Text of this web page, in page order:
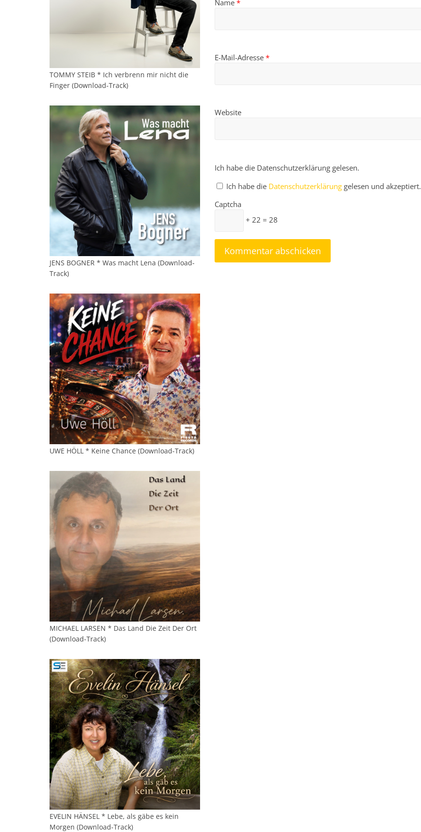
Name *
E-Mail-Adresse *
Website
Ich habe die Datenschutzerklärung gelesen.
Ich habe die Datenschutzerklärung gelesen und akzeptiert.
Captcha
+ 22 = 28
TOMMY STEIB * Ich verbrenn mir nicht die
Finger (Download-Track)
JENS BOGNER * Was macht Lena (Download-
Track)
UWE HÖLL * Keine Chance (Download-Track)
MICHAEL LARSEN * Das Land Die Zeit Der Ort
(Download-Track)
EVELIN HÄNSEL * Lebe, als gäbe es kein
Morgen (Download-Track)